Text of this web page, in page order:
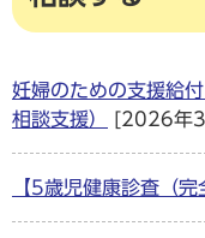
妊婦のための支援給
相談支援）
[2026年
【5歳児健康診査（完